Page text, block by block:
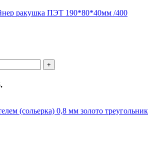
ракушка ПЭТ 190*80*40мм /400
+
(сольерка) 0,8 мм золото треугольник